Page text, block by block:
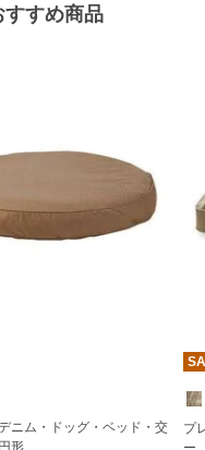
すすめ商品
ニム・ドッグ・ベッド・交
形
プ